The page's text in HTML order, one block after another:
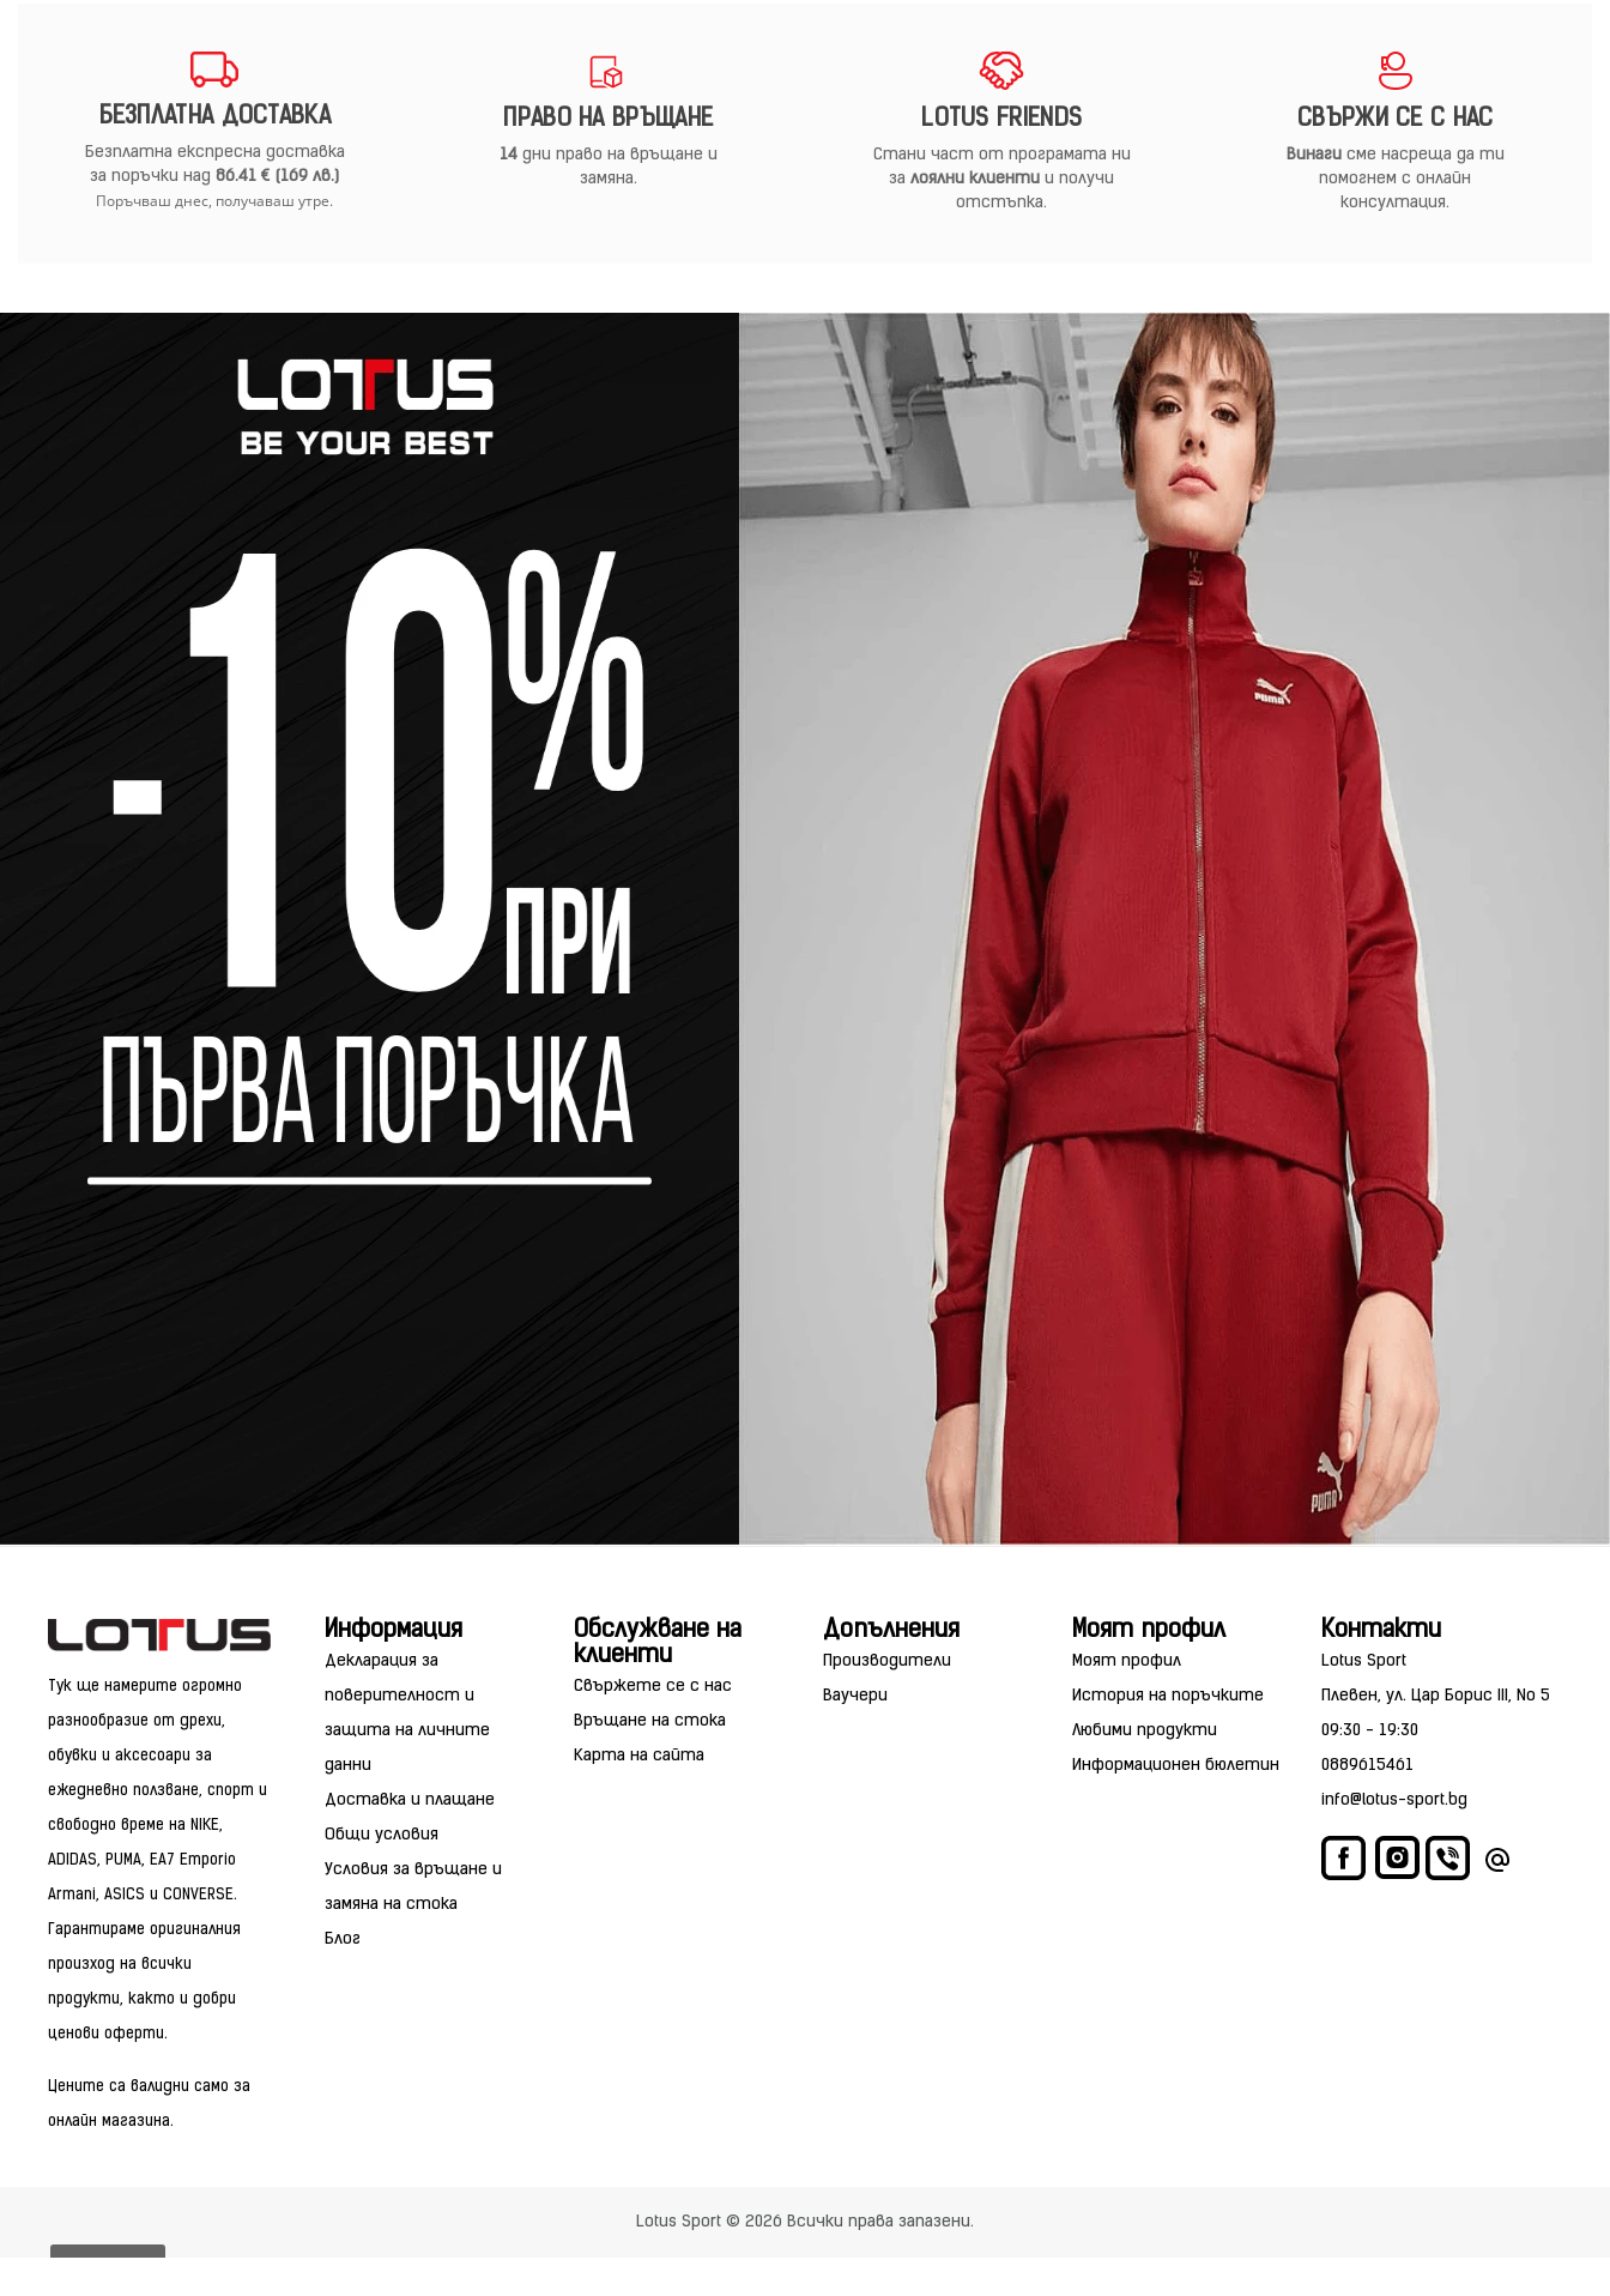
БЕЗПЛАТНА ДОСТАВКА
Безплатна експресна доставка
за поръчки над86.41 € (169 лв.)
Поръчваш днес, получаваш утре.
ПРАВО НА ВРЪЩАНЕ
14дни право на връщане и
замяна.
LOTUS FRIENDS
Стани част от програмата ни
залоялни клиенти и получи
отстъпка.
СВЪРЖИ СЕ С НАС
Винагисме насреща да ти
помогнем с онлайн
консултация.
Тук ще намерите огромно
разнообразие от дрехи,
обувки и аксесоари за
ежедневно ползване, спорт и
свободно време на NIKE,
ADIDAS, PUMA, EA7 Emporio
Armani, ASICS и CONVERSE.
Гарантираме оригиналния
произход на всички
продукти, както и добри
ценови оферти.
Цените са валидни само за
онлайн магазина.
Информация
Декларация за
поверителност и
защита на личните
данни
Доставка и плащане
Общи условия
Условия за връщане и
замяна на стока
Блог
Обслужване на
клиенти
Свържете се с нас
Връщане на стока
Карта на сайта
Допълнения
Производители
Ваучери
Моят профил
Моят профил
История на поръчките
Любими продукти
Информационен бюлетин
Контакти
Lotus Sport
Плевен, ул. Цар Борис III, No 5
09:30 - 19:30
0889615461
info@lotus-sport.bg
Lotus Sport © 2026 Всички права запазени.